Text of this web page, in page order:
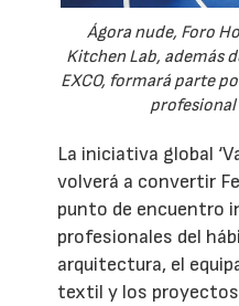
Ágora nude, Foro
Kitchen Lab, además
EXCO, formará parte
La iniciativa global
volverá a convertir
punto de encuentro
profesionales del
arquitectura, el
textil y los